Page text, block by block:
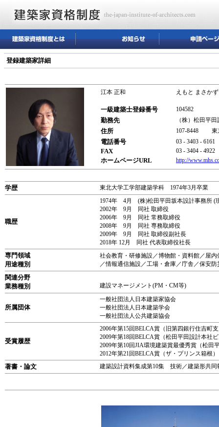
登録建築家詳細
江本 正和 えもと まさかず
一級建築士登録番号 104582
勤務先 （株）松田平
住所 107-8448 東
電話番号 03 - 3403 - 6161
FAX 03 - 3404 - 4922
ホームページURL http://
学歴 東北大学工学部建築学科 1974年3月卒業
職歴
1974年 4月 (株)松田平田坂本設計事務所 (
2002年 9月 同社 取締役
2006年 9月 同社 常務取締役
2008年 9月 同社 専務取締役
2009年 9月 同社 取締役副社長
2018年 12月 同社 代表取締役社長
専門領域
用途種別
社会教育・研修施設／博物館・資料館／屋
／情報通信施設／工場・倉庫／庁舎／保安
関連分野
業務種別
建設マネージメント(PM・CM等)
所属団体
一般社団法人日本建築家協会
一般社団法人日本建築学会
一般社団法人公共建築協会
受賞履歴
2006年第15回BELCA賞（旧第四銀行住吉町
2009年第18回BELCA賞（松田平田設計本社
2009年第10回JIA環境建築賞最優秀賞（松田
2012年第21回BELCA賞（ザ・プリンス箱根）
著書・論文 建築設計資料集成第10集 技術／建築形共同